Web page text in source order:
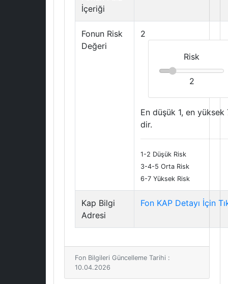
İçeriği
Fonun Risk
Değeri
2
Risk
2
En düşük 1, en yüksek
dir.
1-2 Düşük Risk
3-4-5 Orta Risk
6-7 Yüksek Risk
Kap Bilgi
Adresi
Fon KAP Detayı İçin
Fon Bilgileri Güncelleme Tarihi :
10.04.2026